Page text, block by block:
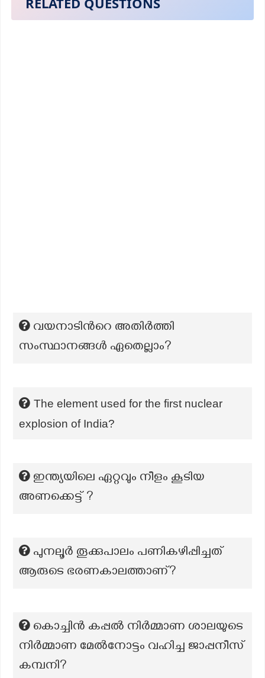
വയനാടിൻറെ അതിർത്തി
സംസ്ഥാനങ്ങൾ ഏതെല്ലാം?
The element used for the first nuclear
explosion of India?
ഇന്ത്യയിലെ ഏറ്റവും നീളം കൂടിയ
അണക്കെട്ട് ?
പുനലൂർ തൂക്കുപാലം പണികഴിപ്പിച്ചത്
ആരുടെ ഭരണകാലത്താണ്?
കൊച്ചിൻ കപ്പൽ നിർമ്മാണ ശാലയുടെ
നിർമ്മാണ മേൽനോട്ടം വഹിച്ച ജാപ്പനീസ്
കമ്പനി?